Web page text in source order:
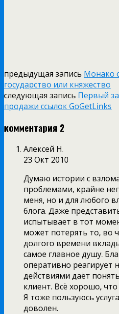
предыдущая запись Монако
государство или княжество
следующая запись Первый
продажи ссылок GoGetLinks
комментария 2
Алексей Н.
23 Окт 2010
Думаю истории с
проблемами, крайне
меня, но и для любого
блога. Даже
испытывает в тот
может потерять то, во
долгого времени
самое главное душу.
оперативно реагирует
действиями даёт
клиент. Всё хорошо,
Я тоже пользуюсь
доволен.